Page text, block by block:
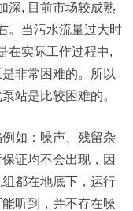
深, 目前市场较成熟
。当污水流量过大时
在实际工作过程中,
非常困难的。所以
站是比较困难的。
如：噪声、残留杂
证均不会出现，因
都在地底下，运行
听到，并不存在噪